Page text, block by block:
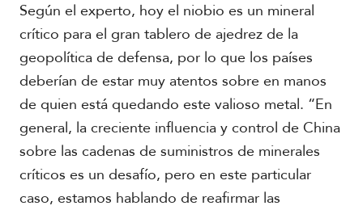
Según el experto, hoy el niobio es un mineral
crítico para el gran tablero de ajedrez de la
geopolítica de defensa, por lo que los países
deberían de estar muy atentos sobre en manos
de quien está quedando este valioso metal. “En
general, la creciente influencia y control de China
sobre las cadenas de suministros de minerales
críticos es un desafío, pero en este particular
caso, estamos hablando de reafirmar las